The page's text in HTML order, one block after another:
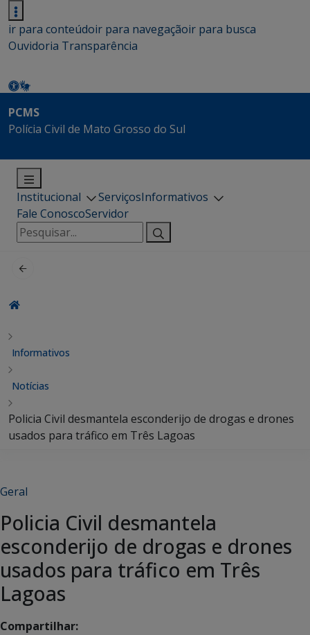
ir para conteúdoir para navegaçãoir para busca
Ouvidoria Transparência
PCMS
Polícia Civil de Mato Grosso do Sul
Institucional ServiçosInformativos
Fale ConoscoServidor
Pesquisar
por:
Informativos
Notícias
Policia Civil desmantela esconderijo de drogas e drones
usados para tráfico em Três Lagoas
Geral
Policia Civil desmantela
esconderijo de drogas e drones
usados para tráfico em Três
Lagoas
Compartilhar: